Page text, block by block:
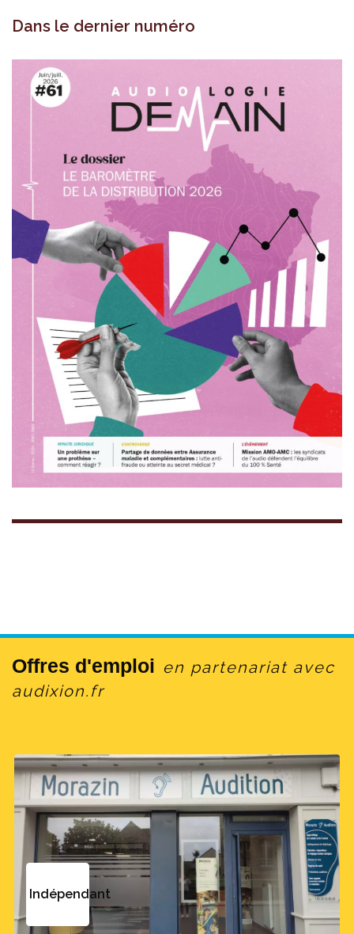
Dans le dernier numéro
Offres d'emploi en partenariat avec
audixion.fr
Indépendant